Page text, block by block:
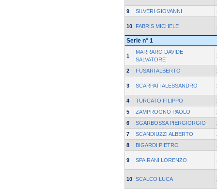
9 SILVERI GIOVANNI
10 FABRIS MICHELE
Serie n° 1
1
MARRARO DAVIDE
SALVATORE
2 FUSARI ALBERTO
3 SCARPATI ALESSANDRO
4 TURCATO FILIPPO
5
ZAMPROGNO PAOLO
6
SGARBOSSA PIERGIORGIO
7
SCANDIUZZI ALBERTO
8
BIGARDI PIETRO
9 SPAIRANI LORENZO
10 SCALCO LUCA